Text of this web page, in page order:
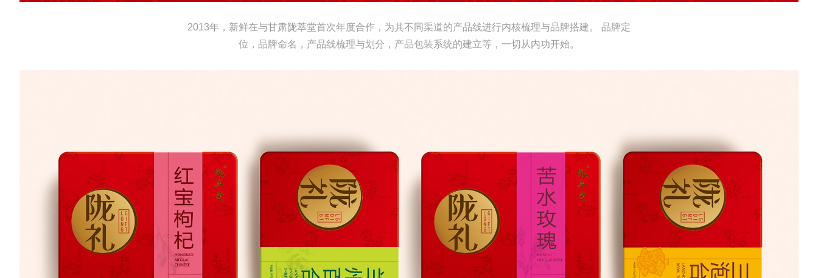
2013年，新鲜在与甘肃陇萃堂首次年度合作，为其不同渠道的产品线进行内核梳理与品牌搭建。 品牌定
位，品牌命名，产品线梳理与划分，产品包装系统的建立等，一切从内功开始。